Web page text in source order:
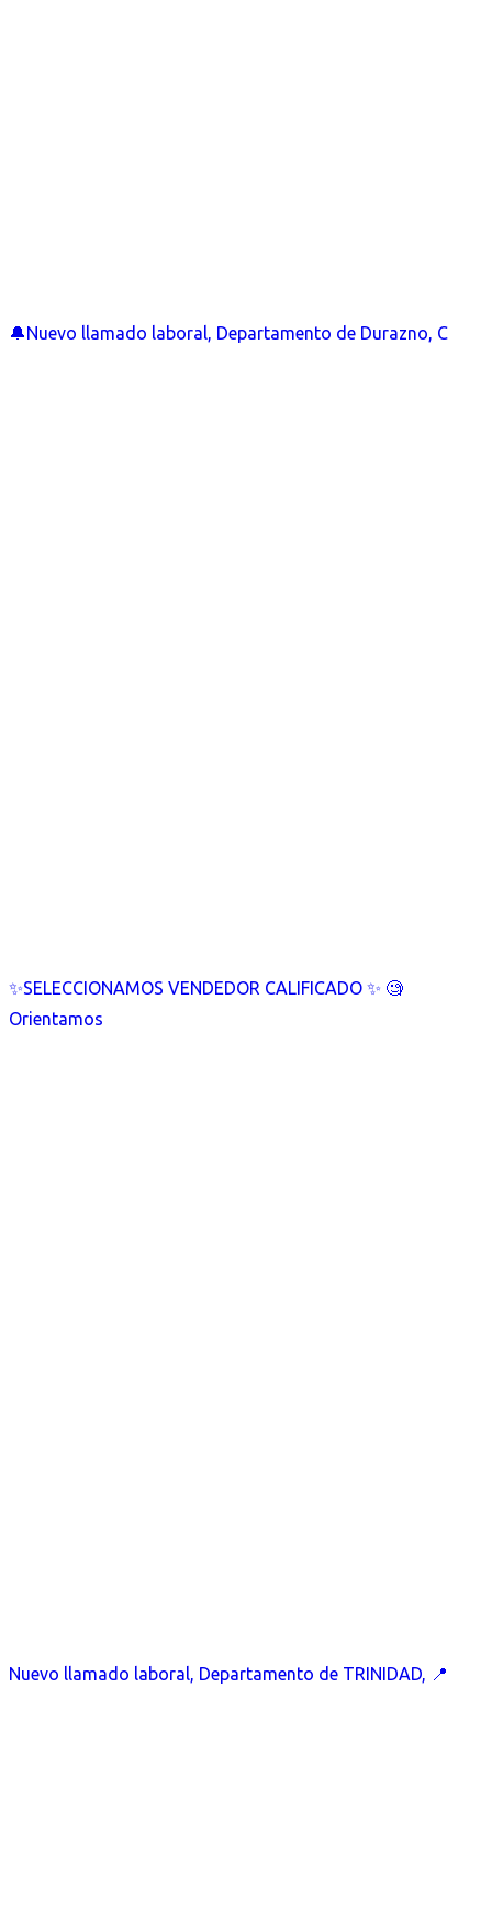
🔔Nuevo llamado laboral, Departamento de Durazno, C
✨SELECCIONAMOS VENDEDOR CALIFICADO ✨ 🧐
Orientamos
Nuevo llamado laboral, Departamento de TRINIDAD, 📍